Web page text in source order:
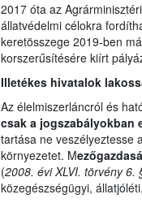
2017 óta az
állatvédelmi célokra
keretösszege 2019-ben
korszerűsítésére kiírt
Illetékes hivatalok
Az élelmiszerláncról és
csak a jogszabályokban
tartása ne veszélyeztesse
környezetet. M
(2008. évi XLVI. törvény 6.
közegészségügyi,